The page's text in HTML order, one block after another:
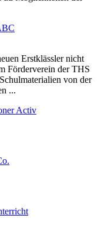
Erstklässler nicht
Förderverein der THS
von der
...
Activ